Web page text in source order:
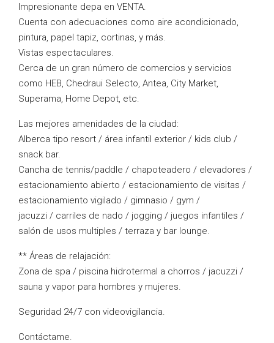
Impresionante depa en VENTA.
Cuenta con adecuaciones como aire acondicionado,
pintura, papel tapiz, cortinas, y más.
Vistas espectaculares.
Cerca de un gran número de comercios y servicios
como HEB, Chedraui Selecto, Antea, City Market,
Superama, Home Depot, etc.
Las mejores amenidades de la ciudad:
Alberca tipo resort / área infantil exterior / kids club /
snack bar.
Cancha de tennis/paddle / chapoteadero / elevadores /
estacionamiento abierto / estacionamiento de visitas /
estacionamiento vigilado / gimnasio / gym /
jacuzzi / carriles de nado / jogging / juegos infantiles /
salón de usos multiples / terraza y bar lounge.
** Áreas de relajación:
Zona de spa / piscina hidrotermal a chorros / jacuzzi /
sauna y vapor para hombres y mujeres.
Seguridad 24/7 con videovigilancia.
Contáctame.